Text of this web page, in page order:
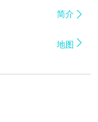
简介 
地图 